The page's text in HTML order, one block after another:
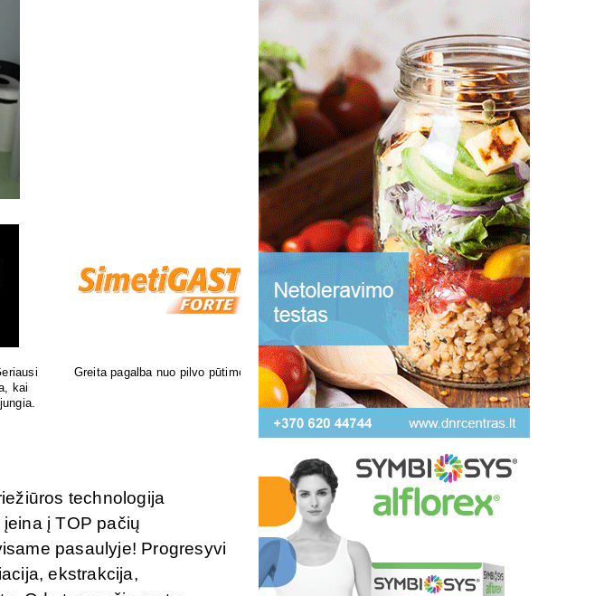
technologija
į TOP pačių
pasaulyje! Progresyvi
ekstrakcija,